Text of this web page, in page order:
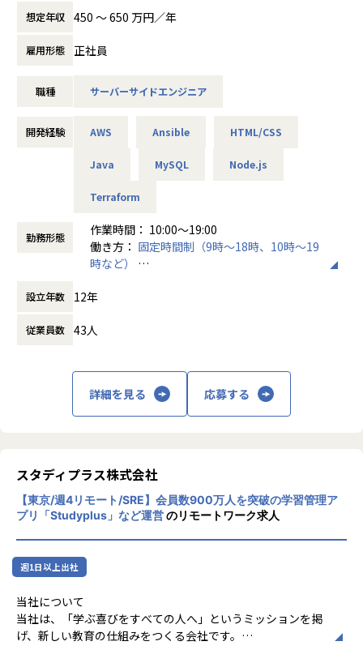
クの設計・構築・運用の自動化インフラを整備し、ミス撲滅
と業務効率化を実現していただきます。
・自動化コードの開発・運用:
Ansible Playbook / Roleの設計、開発、およびテストコー
・マルチベンダー環境の統合:
ルチベンダー機器に対するAnsibleモジュールの選定・共通
・CI/CDパイプラインの構築:
I/CDツール（Jenkins、GitLab CI、GitHub Actionsなど）を
・ドキュメント化と標準化:
ネットワーク構成情報の自動収集（ファクト収集）と、構
成書（MarkdownやExcelなど）の自動生成フローの構築
チームへの技術展開: 既存のネットワーク運用メンバーへのA
新規プロジェクトに参画する場合は1名からの参入もござい
既存組織への自動化推進などの場合は数名から数十名のプロ
ジェクトに参入していただきます。
■期待する解決したい課題
単なる現状維持ではなく、自動化により業務改善/効率化を、
現場の「文化」として定着させることを目指します。
まずは現場主導ですが、ゆくゆくは事業部内の推進役として
の活躍も期待しています。
事業部のマネージャーが実施する面接、オファー面談を経
て、ご本人の希望を伺いながら配属を検討いたします。
配属後は希望に合わせて2年からでも異動することが可能で
ルタイムで居住実態を確認する日本初のサービスです。
本募集のGrid Data KYCサービスは去年リリースした走り始
めたばかりのプロダクトです。
す。
だく方を探しています。
以下をチームで挑戦しています。
住所表記の「ゆらぎ」との闘い： 「三丁目1番1号」「3-1-
1」「〇〇ビル4F」「〇〇ビル 四階」……。入力ソースご
とに異なる膨大な表記揺れを、いかに高い精度で同一地点と
高精度なマッチングアルゴリズムの構築： 単なる文字列一致
を用いたスコアリング、あるいは独自の名寄せアルゴリズム
低遅延・高セキュリティの両立： 8,000万世帯のビッグデー
タを背景に、金融機関の本人確認というシーンでの低遅延の
レスポンスを実現するパフォーマンスチューニング。
【ポジション】
「Grid Data KYC」の専任エンジニアの募集です。
【具体的な仕事内容】
・サービスのAPIの設計、開発
・単体テスト、機能テスト、E2E（endtoend)テスト
・コードレビュー
【開発環境】
想定年収 450 〜 650 万円／年
雇用形態 正社員
職種 サーバーサイドエンジニア
開発経験 AWS Ansible HTML/CSS
Java MySQL Node.js
Terraform
勤務形態
作業時間： 10:00～19:00
働き方： 固定時間制（9時～18時、10時～19
時など）
休憩時間： 60分
設立年数 12年
従業員数 43人
詳細を見る 応募する
スタディプラス株式会社
【東京/週4リモート/SRE】会員数900万人を突破の学習管理ア
プリ「Studyplus」など運営のリモートワーク求人
週1日以上出社
当社について
当社は、「学ぶ喜びをすべての人へ」というミッションを掲
げ、新しい教育の仕組みをつくる会社です。